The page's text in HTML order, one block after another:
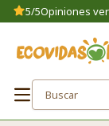
5/5Opiniones